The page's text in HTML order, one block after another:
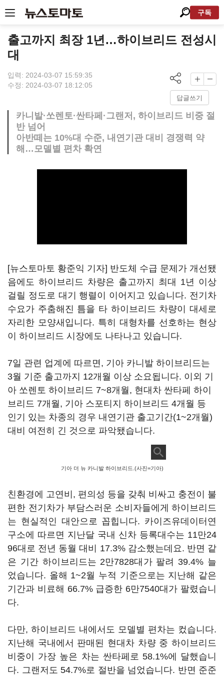
구독
출고까지 최장 1년…하이브리드 전성시
대
입력: 2024-03-07 15:59:35
수정: 2024-03-07 18:12:05
답글쓰기
카니발·쏘렌토·싼타페·그랜저, 하이브리드 비중 절
반 넘어
아반떼는 10%대 수준, 내연기관 대비 경쟁력 약
해…모델별 편차 확연
[뉴스토마토 황준익 기자] 반도체 수급 문제가 개선됐
음에도 하이브리드 차량은 출고까지 최대 1년 이상
걸릴 정도로 대기 행렬이 이어지고 있습니다. 전기차
수요가 주춤해진 틈을 타 하이브리드 차량이 대세로
자리한 모양새입니다. 특히 대형차를 선호하는 현상
이 하이브리드 시장에도 나타나고 있습니다.
7일 관련 업계에 따르면, 기아 카니발 하이브리드는
3월 기준 출고까지 12개월 이상 소요됩니다. 이외 기
아 쏘렌토 하이브리드 7~8개월, 현대차 싼타페 하이
브리드 7개월, 기아 스포티지 하이브리드 4개월 등
인기 있는 차종의 경우 내연기관 출고기간(1~2개월)
대비 여전히 긴 것으로 파악됐습니다.
기아 더 뉴 카니발 하이브리드.(사진=기아)
친환경에 고연비, 편의성 등을 갖춰 비싸고 충전이 불
편한 전기차가 부담스러운 소비자들에게 하이브리드
는 현실적인 대안으로 꼽힙니다. 카이즈유데이터연
구소에 따르면 지난달 국내 신차 등록대수는 11만24
96대로 전년 동월 대비 17.3% 감소했는데요. 반면 같
은 기간 하이브리드는 2만7828대가 팔려 39.4% 늘
었습니다. 올해 1~2월 누적 기준으로는 지난해 같은
기간과 비료해 66.7% 급증한 6만7540대가 팔렸습니
다.
다만, 하이브리드 내에서도 모델별 편차는 컸습니다.
지난해 국내에서 판매된 현대차 차량 중 하이브리드
비중이 가장 높은 차는 싼타페로 58.1%에 달했습니
다. 그랜저도 54.7%로 절반을 넘었습니다. 반면 준준